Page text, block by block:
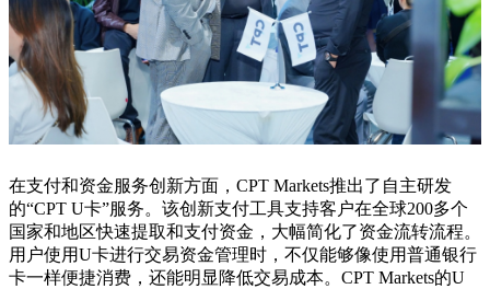
在支付和资金服务创新方面，CPT Markets推出了自主研发
的“CPT U卡”服务。该创新支付工具支持客户在全球200多个
国家和地区快速提取和支付资金，大幅简化了资金流转流程。
用户使用U卡进行交易资金管理时，不仅能够像使用普通银行
卡一样便捷消费，还能明显降低交易成本。CPT Markets的U